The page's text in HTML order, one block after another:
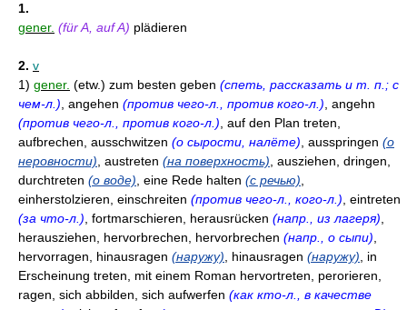
1.
gener. (für A, auf A) plädieren
2. v
1) gener. (etw.) zum besten geben (спеть, рассказать и т. п.; с
чем-л.), angehen (против чего-л., против кого-л.), angehn
(против чего-л., против кого-л.), auf den Plan treten,
aufbrechen, ausschwitzen (о сырости, налёте), ausspringen (о
неровности), austreten (на поверхность), ausziehen, dringen,
durchtreten (о воде), eine Rede halten (с речью),
einherstolzieren, einschreiten (против чего-л., кого-л.), eintreten
(за что-л.), fortmarschieren, herausrücken (напр., из лагеря),
herausziehen, hervorbrechen, hervorbrechen (напр., о сыпи),
hervorragen, hinausragen (наружу), hinausragen (наружу), in
Erscheinung treten, mit einem Roman hervortreten, perorieren,
ragen, sich abbilden, sich aufwerfen (как кто-л., в качестве